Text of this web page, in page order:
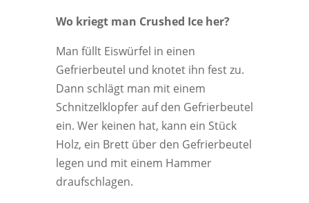
Wo kriegt man Crushed Ice her?
Man füllt Eiswürfel in einen
Gefrierbeutel und knotet ihn fest zu.
Dann schlägt man mit einem
Schnitzelklopfer auf den Gefrierbeutel
ein. Wer keinen hat, kann ein Stück
Holz, ein Brett über den Gefrierbeutel
legen und mit einem Hammer
draufschlagen.